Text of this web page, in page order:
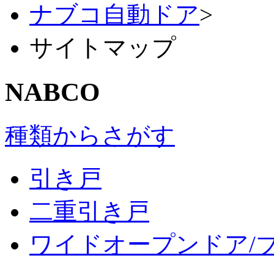
ナブコ自動ドア>
サイトマップ
NABCO
種類からさがす
引き戸
二重引き戸
ワイドオープンドア/